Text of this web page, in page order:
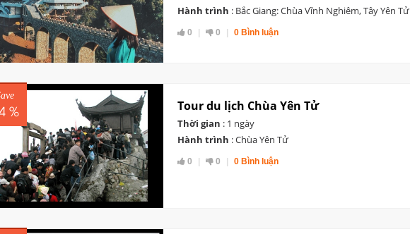
Hành trình : Bắc Giang: Chùa Vĩnh Nghiêm, Tây Yên Tử
0 0 0 Bình luận
% Tour du lịch Chùa Yên Tử
Thời gian : 1 ngày
Hành trình : Chùa Yên Tử
0 0 0 Bình luận